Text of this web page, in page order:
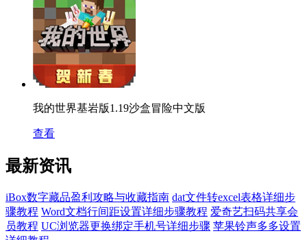
我的世界基岩版1.19沙盒冒险中文版
查看
最新资讯
iBox数字藏品盈利攻略与收藏指南 dat文件转excel表格详细步
骤教程 Word文档行间距设置详细步骤教程 爱奇艺扫码共享会
员教程 UC浏览器更换绑定手机号详细步骤 苹果铃声多多设置